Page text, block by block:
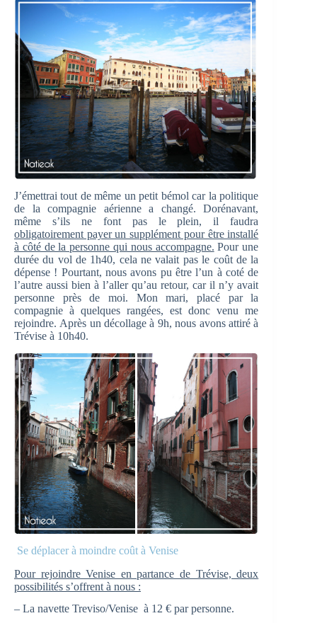
J’émettrai tout de même un petit bémol car la politique
de la compagnie aérienne a changé. Dorénavant,
même s’ils ne font pas le plein, il faudra
obligatoirement payer un supplément pour être installé
à côté de la personne qui nous accompagne. Pour une
durée du vol de 1h40, cela ne valait pas le coût de la
dépense ! Pourtant, nous avons pu être l’un à coté de
l’autre aussi bien à l’aller qu’au retour, car il n’y avait
personne près de moi. Mon mari, placé par la
compagnie à quelques rangées, est donc venu me
rejoindre. Après un décollage à 9h, nous avons attiré à
Trévise à 10h40.
Se déplacer à moindre coût à Venise
Pour rejoindre Venise en partance de Trévise, deux
possibilités s’offrent à nous :
– La navette Treviso/Venise à 12 € par personne.